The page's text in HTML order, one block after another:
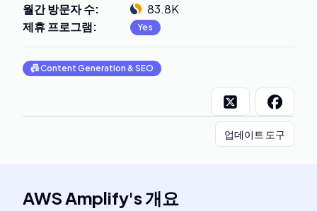
월간 방문자 수:
83.8K
제휴 프로그램: Yes
📠Content Generation & SEO
업데이트 도구
AWS Amplify's개요